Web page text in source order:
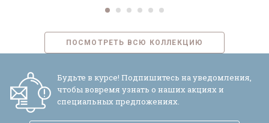
ПОСМОТРЕТЬ ВСЮ КОЛЛЕКЦИЮ
Будьте в курсе! Подпишитесь на уведомления,
чтобы вовремя узнать о наших акциях и
специальных предложениях.